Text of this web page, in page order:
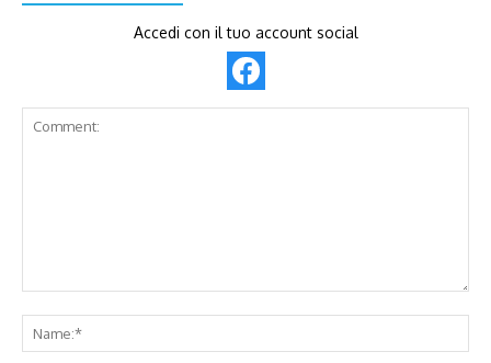
Accedi con il tuo account social